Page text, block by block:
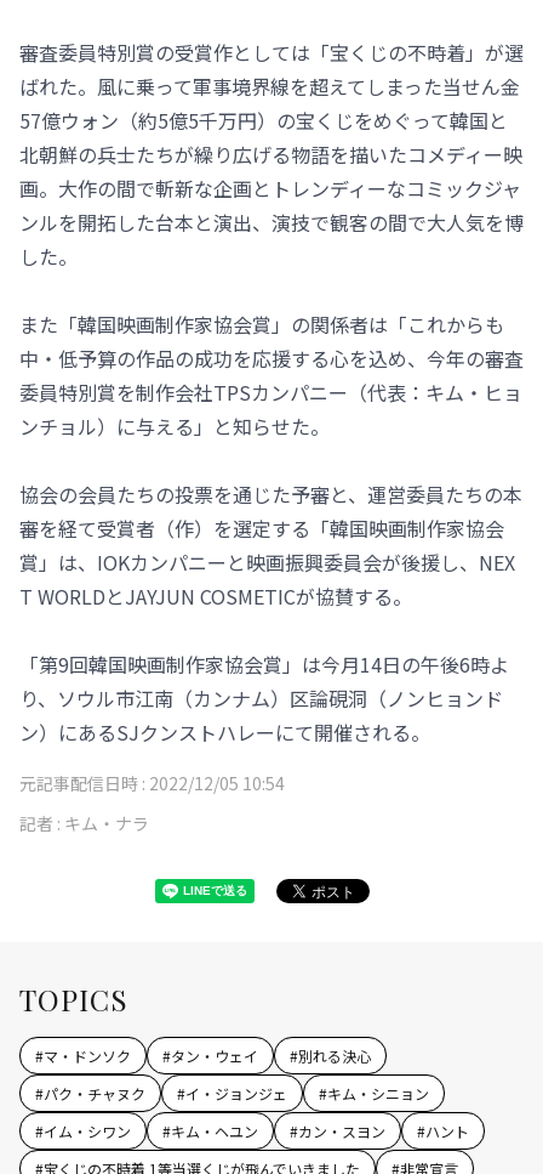
審査委員特別賞の受賞作としては「宝くじの不時着」が選
ばれた。風に乗って軍事境界線を超えてしまった当せん金
57億ウォン（約5億5千万円）の宝くじをめぐって韓国と
北朝鮮の兵士たちが繰り広げる物語を描いたコメディー映
画。大作の間で斬新な企画とトレンディーなコミックジャ
ンルを開拓した台本と演出、演技で観客の間で大人気を博
した。
また「韓国映画制作家協会賞」の関係者は「これからも
中・低予算の作品の成功を応援する心を込め、今年の審査
委員特別賞を制作会社TPSカンパニー（代表：キム・ヒョ
ンチョル）に与える」と知らせた。
協会の会員たちの投票を通じた予審と、運営委員たちの本
審を経て受賞者（作）を選定する「韓国映画制作家協会
賞」は、IOKカンパニーと映画振興委員会が後援し、NEX
T WORLDとJAYJUN COSMETICが協賛する。
「第9回韓国映画制作家協会賞」は今月14日の午後6時よ
り、ソウル市江南（カンナム）区論硯洞（ノンヒョンド
ン）にあるSJクンストハレーにて開催される。
元記事配信日時 : 2022/12/05 10:54
記者 : キム・ナラ
TOPICS
#マ・ドンソク #タン・ウェイ #別れる決心
#パク・チャヌク #イ・ジョンジェ #キム・シニョン
#イム・シワン #キム・ヘユン #カン・スヨン #ハント
#宝くじの不時着 1等当選くじが飛んでいきました #非常宣言